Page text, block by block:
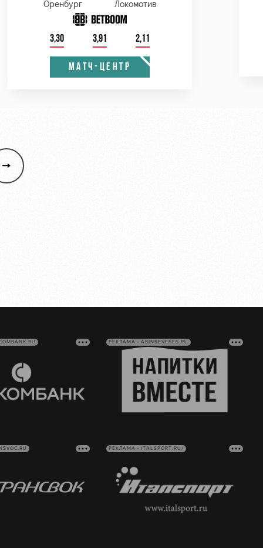
Оренбург Локомотив
3,30 3,91 2,11
МАТЧ-ЦЕНТР
РЕКЛАМА • ABINBEVEFES.RU
РЕКЛАМА • ITALSPORT.RU/